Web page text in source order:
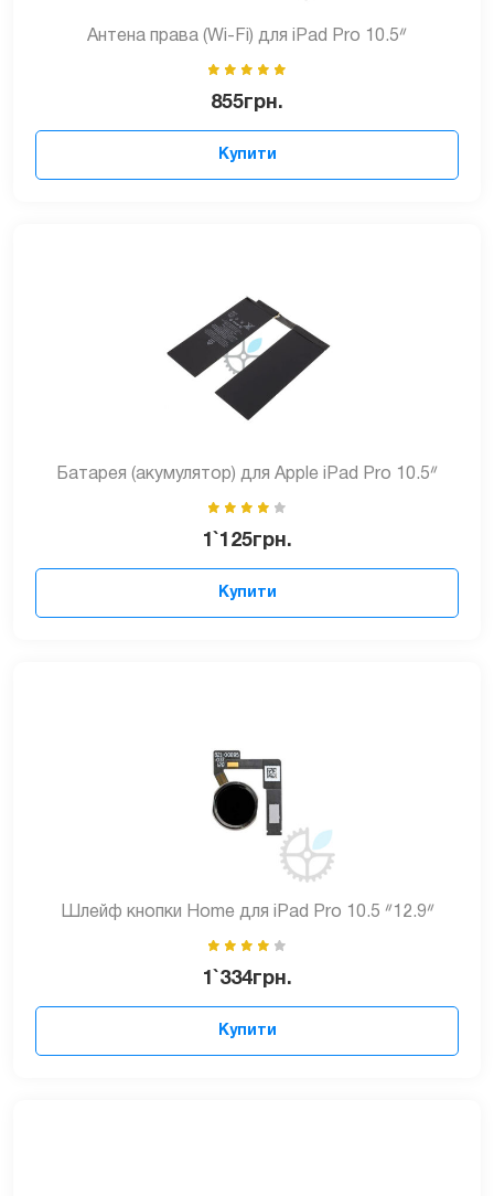
Антена права (Wi-Fi) для iPad Pro 10.5ᐥ
855грн.
Купити
Батарея (акумулятор) для Apple iPad Pro 10.5ᐥ
1`125грн.
Купити
Шлейф кнопки Home для iPad Pro 10.5 ᐥ12.9ᐥ
1`334грн.
Купити